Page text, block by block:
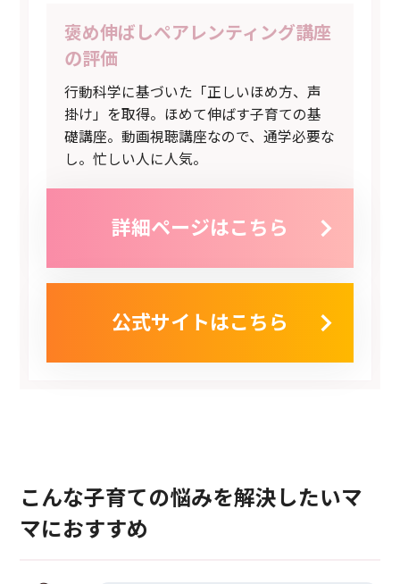
褒め伸ばしペアレンティング講座
の評価
行動科学に基づいた「正しいほめ方、声
掛け」を取得。ほめて伸ばす子育ての基
礎講座。動画視聴講座なので、通学必要な
し。忙しい人に人気。
詳細ページはこちら
公式サイトはこちら
こんな子育ての悩みを解決したいマ
マにおすすめ